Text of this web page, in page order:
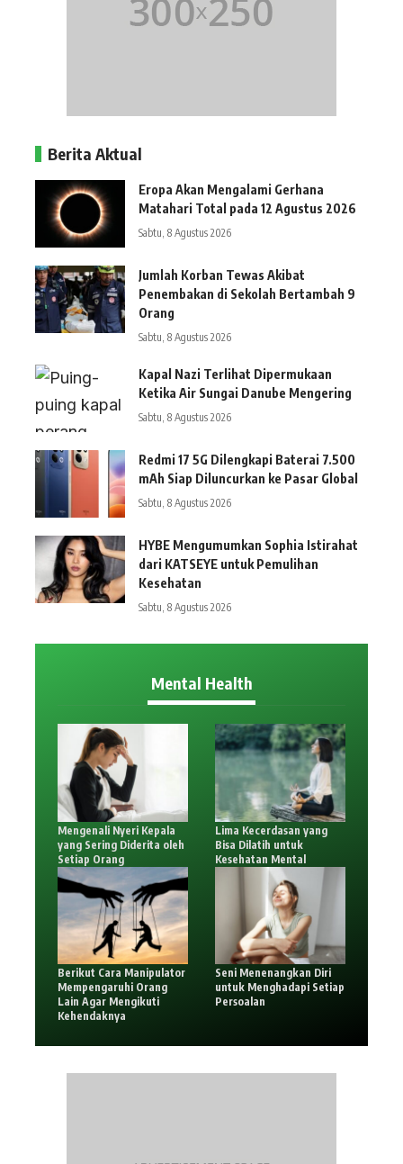
Berita Aktual
Eropa Akan Mengalami Gerhana
Matahari Total pada 12 Agustus 2026
Sabtu, 8 Agustus 2026
Jumlah Korban Tewas Akibat
Penembakan di Sekolah Bertambah 9
Orang
Sabtu, 8 Agustus 2026
Kapal Nazi Terlihat Dipermukaan
Ketika Air Sungai Danube Mengering
Sabtu, 8 Agustus 2026
Redmi 17 5G Dilengkapi Baterai 7.500
mAh Siap Diluncurkan ke Pasar Global
Sabtu, 8 Agustus 2026
HYBE Mengumumkan Sophia Istirahat
dari KATSEYE untuk Pemulihan
Kesehatan
Sabtu, 8 Agustus 2026
Mental Health
Mengenali Nyeri Kepala
yang Sering Diderita oleh
Setiap Orang
Lima Kecerdasan yang
Bisa Dilatih untuk
Kesehatan Mental
Berikut Cara Manipulator
Mempengaruhi Orang
Lain Agar Mengikuti
Kehendaknya
Seni Menenangkan Diri
untuk Menghadapi Setiap
Persoalan